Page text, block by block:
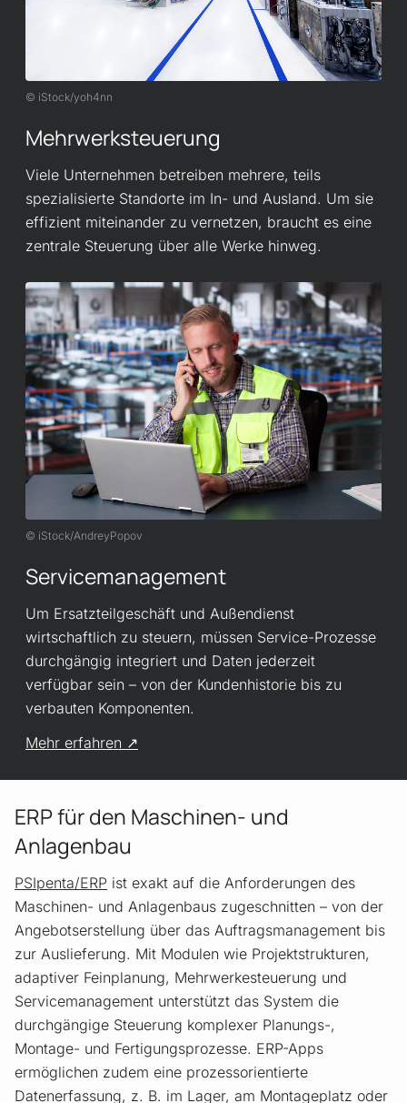
iStock/yoh4nn
Mehrwerksteuerung
Viele Unternehmen betreiben mehrere, teils
spezialisierte Standorte im In- und Ausland. Um sie
effizient miteinander zu vernetzen, braucht es eine
zentrale Steuerung über alle Werke hinweg.
iStock/AndreyPopov
Servicemanagement
Um Ersatzteilgeschäft und Außendienst
wirtschaftlich zu steuern, müssen Service-Prozesse
durchgängig integriert und Daten jederzeit
verfügbar sein – von der Kundenhistorie bis zu
verbauten Komponenten.
Mehr erfahren
ERP für den Maschinen- und
Anlagenbau
PSIpenta/ERP ist exakt auf die Anforderungen des
Maschinen- und Anlagenbaus zugeschnitten – von der
Angebotserstellung über das Auftragsmanagement bis
zur Auslieferung. Mit Modulen wie Projektstrukturen,
adaptiver Feinplanung, Mehrwerkesteuerung und
Servicemanagement unterstützt das System die
durchgängige Steuerung komplexer Planungs-,
Montage- und Fertigungsprozesse. ERP-Apps
ermöglichen zudem eine prozessorientierte
Datenerfassung, z. B. im Lager, am Montageplatz oder